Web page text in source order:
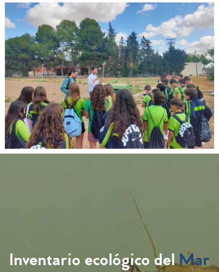
Inventario ecológico delMar